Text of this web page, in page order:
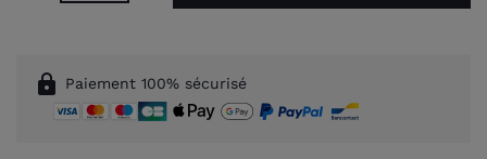
lock Paiement 100% sécurisé